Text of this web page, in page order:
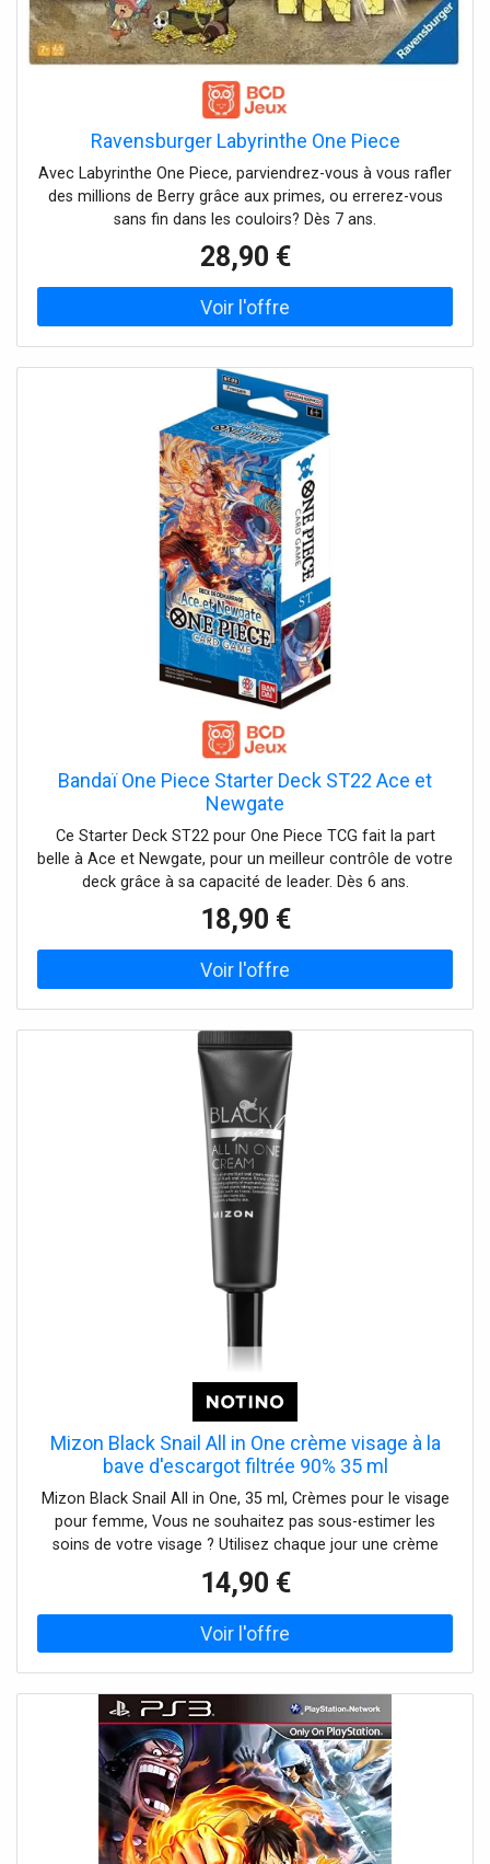
Ravensburger Labyrinthe One Piece
Avec Labyrinthe One Piece, parviendrez-vous à vous rafler
des millions de Berry grâce aux primes, ou errerez-vous
sans fin dans les couloirs? Dès 7 ans.
28,90 €
Bandaï One Piece Starter Deck ST22 Ace et
Newgate
Ce Starter Deck ST22 pour One Piece TCG fait la part
belle à Ace et Newgate, pour un meilleur contrôle de votre
deck grâce à sa capacité de leader. Dès 6 ans.
18,90 €
Mizon Black Snail All in One crème visage à la
bave d'escargot filtrée 90% 35 ml
Mizon Black Snail All in One, 35 ml, Crèmes pour le visage
pour femme, Vous ne souhaitez pas sous-estimer les
soins de votre visage ? Utilisez chaque jour une crème
hydratante – elle constitue le soin de base dont aucune
routine de soins ne peut se passer, quels que soient votre
type de peau ou vos besoins. La crème pour le visage
Mizon Black Snail All in One favorise les fonctions
général plus sain. Composition du produit : il est sans
parfum Mode d’emploi : Appliquez sur la peau
préalablement nettoyée et massez en faisant des
mouvements circulaires. Utilisez matin et/ou soir.
14,90 €